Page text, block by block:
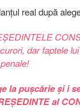
real după
dar faptele
la pușcărie și i
al